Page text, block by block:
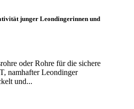
junger Leondingerinnen und
oder Rohre für die sichere
namhafter Leondinger
und...